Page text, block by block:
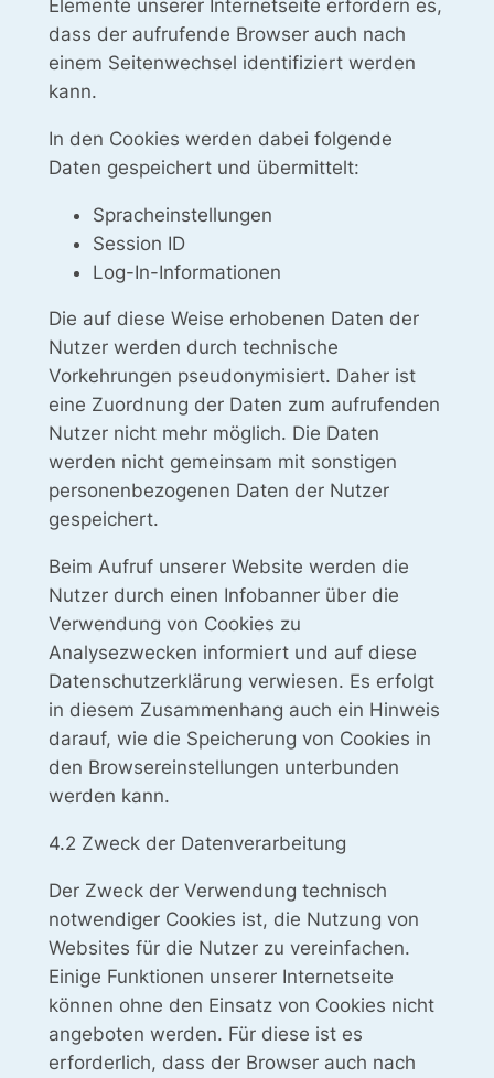
Elemente unserer Internetseite erfordern es,
dass der aufrufende Browser auch nach
einem Seitenwechsel identifiziert werden
kann.
In den Cookies werden dabei folgende
Daten gespeichert und übermittelt:
Spracheinstellungen
Session ID
Log-In-Informationen
Die auf diese Weise erhobenen Daten der
Nutzer werden durch technische
Vorkehrungen pseudonymisiert. Daher ist
eine Zuordnung der Daten zum aufrufenden
Nutzer nicht mehr möglich. Die Daten
werden nicht gemeinsam mit sonstigen
personenbezogenen Daten der Nutzer
gespeichert.
Beim Aufruf unserer Website werden die
Nutzer durch einen Infobanner über die
Verwendung von Cookies zu
Analysezwecken informiert und auf diese
Datenschutzerklärung verwiesen. Es erfolgt
in diesem Zusammenhang auch ein Hinweis
darauf, wie die Speicherung von Cookies in
den Browsereinstellungen unterbunden
werden kann.
4.2 Zweck der Datenverarbeitung
Der Zweck der Verwendung technisch
notwendiger Cookies ist, die Nutzung von
Websites für die Nutzer zu vereinfachen.
Einige Funktionen unserer Internetseite
können ohne den Einsatz von Cookies nicht
angeboten werden. Für diese ist es
erforderlich, dass der Browser auch nach